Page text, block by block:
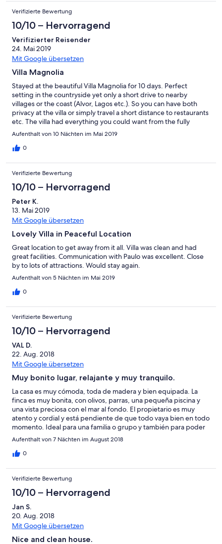
Verifizierte Bewertung
10/10 – Hervorragend
Verifizierter Reisender
24. Mai 2019
Mit Google übersetzen
Villa Magnolia
Stayed at the beautiful Villa Magnolia for 10 days. Perfect
setting in the countryside yet only a short drive to nearby
villages or the coast (Alvor, Lagos etc.). So you can have both
privacy at the villa or simply travel a short distance to restaurants
etc. The villa had everything you could want from the fully
equipped kitchen through to the comfortable lounge (the villa is
system should feel the need to relax with a good movie or listen
glorious views! Private pool, tranquil setting, large garden and a
fantastic BBQ. The owner Paulo (and his father) were very
friendly and helpful even helping to arrange a hire car at the
local town of Lagos when we were let down by our hire
company on arrival, great hosts! Always ready to help make our
stay comfortable. Would definitely go back and thoroughly
recommend this villa and the location.
Aufenthalt von 10 Nächten im Mai 2019
0
Verifizierte Bewertung
10/10 – Hervorragend
Peter K.
13. Mai 2019
Mit Google übersetzen
Lovely Villa in Peaceful Location
Great location to get away from it all. Villa was clean and had
great facilities. Communication with Paulo was excellent. Close
by to lots of attractions. Would stay again.
Aufenthalt von 5 Nächten im Mai 2019
0
Verifizierte Bewertung
10/10 – Hervorragend
VAL D.
22. Aug. 2018
Mit Google übersetzen
Muy bonito lugar, relajante y muy tranquilo.
La casa es muy cómoda, toda de madera y bien equipada. La
finca es muy bonita, con olivos, parras, una pequeña piscina y
una vista preciosa con el mar al fondo. El propietario es muy
atento y cordial y está pendiente de que todo vaya bien en todo
momento. Ideal para una familia o grupo y también para poder
ir con perro.
Aufenthalt von 7 Nächten im August 2018
0
Verifizierte Bewertung
10/10 – Hervorragend
Jan S.
20. Aug. 2018
Mit Google übersetzen
Nice and clean house.